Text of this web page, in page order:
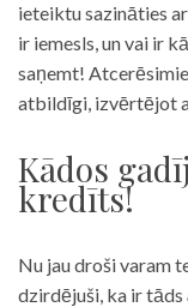
ieteiktu sazināties
ir iemesls, un vai ir
saņemt!
atbildīgi, izvērtējot
Kādos
kredīts!
Nu jau droši varam
dzirdējuši, ka ir tāds